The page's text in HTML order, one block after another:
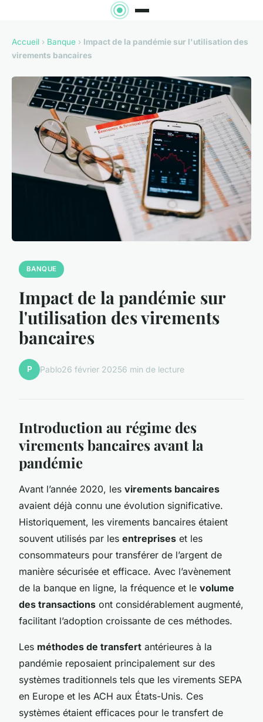
Accueil › Banque › Impact de la pandémie sur l'utilisation des
virements bancaires
BANQUE
Impact de la pandémie sur
l'utilisation des virements
bancaires
P Pablo26 février 20256 min de lecture
Introduction au régime des
virements bancaires avant la
pandémie
Avant l’année 2020, les virements bancaires
avaient déjà connu une évolution significative.
Historiquement, les virements bancaires étaient
souvent utilisés par les entreprises et les
consommateurs pour transférer de l’argent de
manière sécurisée et efficace. Avec l’avènement
de la banque en ligne, la fréquence et le volume
des transactions ont considérablement augmenté,
facilitant l’adoption croissante de ces méthodes.
Les méthodes de transfert antérieures à la
pandémie reposaient principalement sur des
systèmes traditionnels tels que les virements SEPA
en Europe et les ACH aux États-Unis. Ces
systèmes étaient efficaces pour le transfert de